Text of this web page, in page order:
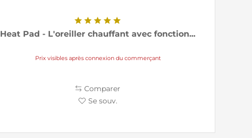
Heat Pad - L'oreiller chauffant avec fonction...
Prix visibles après connexion du commerçant
Comparer
Se souv.